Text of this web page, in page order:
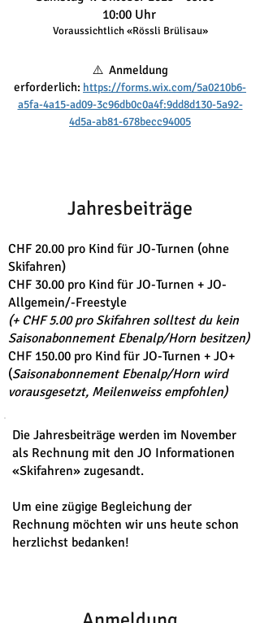
10:00 Uhr
Voraussichtlich «Rössli Brülisau»
⚠️ Anmeldung
erforderlich: https://forms.wix.com/5a0210b6-
a5fa-4a15-ad09-3c96db0c0a4f:9dd8d130-5a92-
4d5a-ab81-678becc94005
Jahresbeiträge
CHF 20.00 pro Kind für JO-Turnen (ohne
Skifahren)
CHF 30.00 pro Kind für JO-Turnen + JO-
Allgemein/-Freestyle
(+ CHF 5.00 pro Skifahren solltest du kein
Saisonabonnement Ebenalp/Horn besitzen)
CHF 150.00 pro Kind für JO-Turnen + JO+
(Saisonabonnement Ebenalp/Horn wird
vorausgesetzt, Meilenweiss empfohlen)
Die Jahresbeiträge werden im November
als Rechnung mit den JO Informationen
«Skifahren» zugesandt.
Um eine zügige Begleichung der
Rechnung möchten wir uns heute schon
herzlichst bedanken!